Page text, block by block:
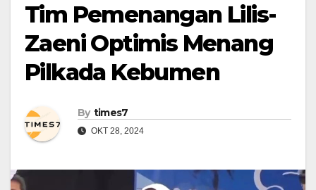
Tim Pemenangan Lilis-
Zaeni Optimis Menang
Pilkada Kebumen
By times7
OKT 28, 2024